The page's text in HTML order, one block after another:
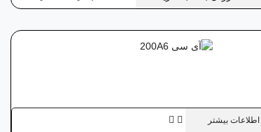
اطلاعات بیشتر